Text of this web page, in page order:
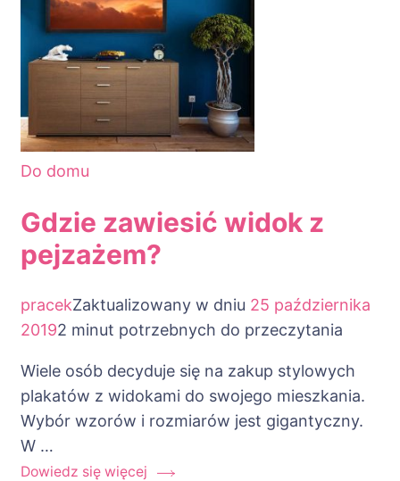
Do domu
Gdzie zawiesić widok z
pejzażem?
pracekZaktualizowany w dniu 25 października
20192 minut potrzebnych do przeczytania
Wiele osób decyduje się na zakup stylowych
plakatów z widokami do swojego mieszkania.
Wybór wzorów i rozmiarów jest gigantyczny.
W …
Dowiedz się więcej